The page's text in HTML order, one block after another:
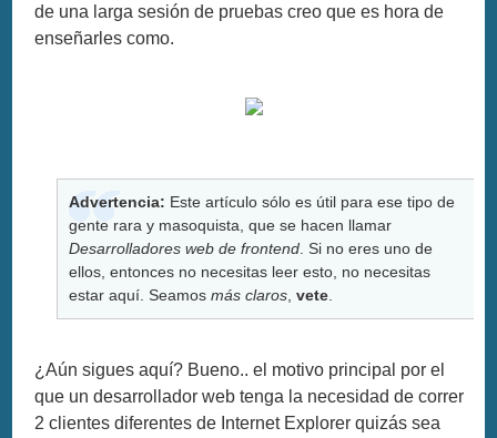
de una larga sesión de pruebas creo que es hora de
enseñarles como.
Advertencia: Este artículo sólo es útil para ese tipo de
gente rara y masoquista, que se hacen llamar
Desarrolladores web de frontend . Si no eres uno de
ellos, entonces no necesitas leer esto, no necesitas
estar aquí. Seamosmás claros ,vete
¿Aún sigues aquí? Bueno.. el motivo principal por el
que un desarrollador web tenga la necesidad de correr
2 clientes diferentes de Internet Explorer quizás sea